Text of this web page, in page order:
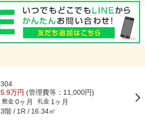
304
5.9万円 (管理費等：11,000円)
敷金 0ヶ月 礼金 1ヶ月
3階 1R 16.34㎡